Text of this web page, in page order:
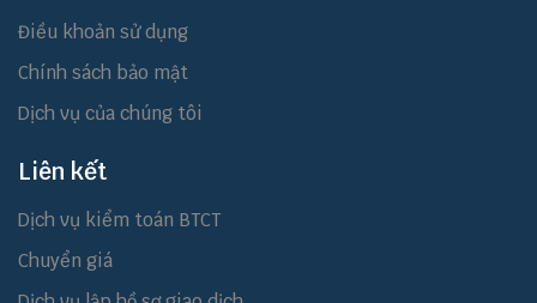
Điều khoản sử dụng
Chính sách bảo mật
Dịch vụ của chúng tôi
Liên kết
Dịch vụ kiểm toán BTCT
Chuyển giá